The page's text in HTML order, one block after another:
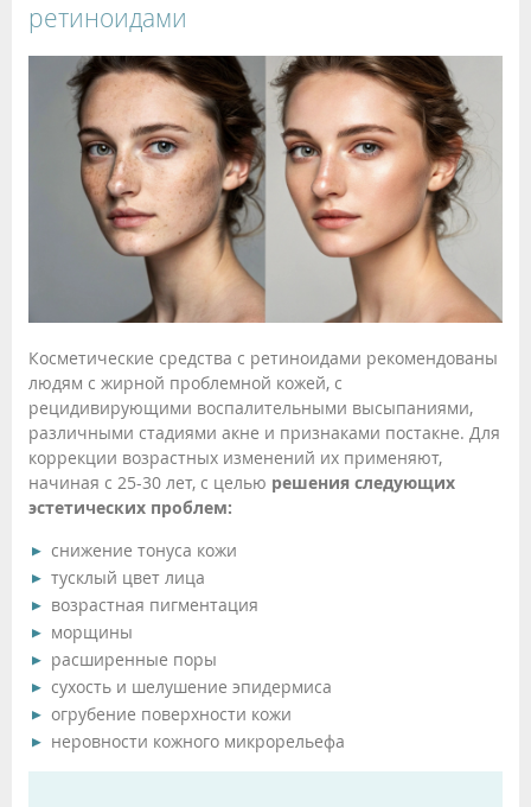
ретиноидами
Косметические средства с ретиноидами рекомендованы
людям с жирной проблемной кожей, с
рецидивирующими воспалительными высыпаниями,
различными стадиями акне и признаками постакне. Для
коррекции возрастных изменений их применяют,
начиная с 25-30 лет, с целью решения следующих
эстетических проблем:
снижение тонуса кожи
тусклый цвет лица
возрастная пигментация
морщины
расширенные поры
сухость и шелушение эпидермиса
огрубение поверхности кожи
неровности кожного микрорельефа